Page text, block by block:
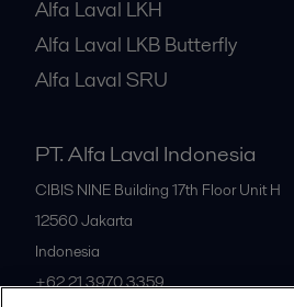
Alfa Laval LKH
Alfa Laval LKB Butterfly
Alfa Laval SRU
PT. Alfa Laval Indonesia
CIBIS NINE Building 17th Floor Unit H
12560Jakarta
Indonesia
+62 21 3970 3359